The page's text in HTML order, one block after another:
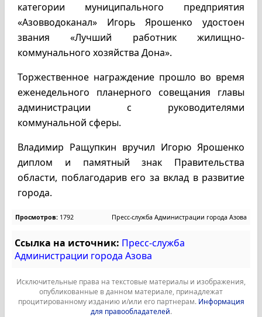
категории муниципального предприятия
«Азовводоканал» Игорь Ярошенко удостоен
звания «Лучший работник жилищно-
коммунального хозяйства Дона».
Торжественное награждение прошло во время
еженедельного планерного совещания главы
администрации с руководителями
коммунальной сферы.
Владимир Ращупкин вручил Игорю Ярошенко
диплом и памятный знак Правительства
области, поблагодарив его за вклад в развитие
города.
Просмотров: 1792 Пресс-служба Администрации города Азова
Ссылка на источник: Пресс-служба
Администрации города Азова
Исключительные права на текстовые материалы и изображения,
опубликованные в данном материале, принадлежат
процитированному изданию и/или его партнерам. Информация
для правообладателей.